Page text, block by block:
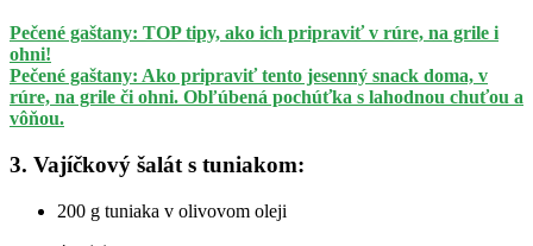
Pečené gaštany: TOP tipy, ako ich pripraviť v rúre, na grile i
ohni!
Pečené gaštany: Ako pripraviť tento jesenný snack doma, v
rúre, na grile či ohni. Obľúbená pochúťka s lahodnou chuťou a
vôňou.
3. Vajíčkový šalát s tuniakom:
200 g tuniaka v olivovom oleji